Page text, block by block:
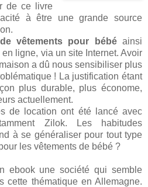
de ce livre
à être une grande source
vêtements pour bébéainsi
ligne, via un site Internet. Avoir
a dû nous sensibiliser plus
! La justification étant
plus durable, plus économe,
actuellement.
de location ont été lancé avec
Zilok. Les habitudes
à se généraliser pour tout type
les vêtements de bébé ?
ebook une société qui semble
cette thématique en Allemagne.